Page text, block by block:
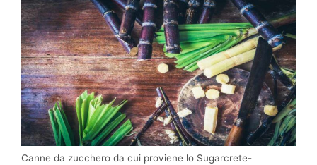
Canne da zucchero da cui proviene lo Sugarcrete-